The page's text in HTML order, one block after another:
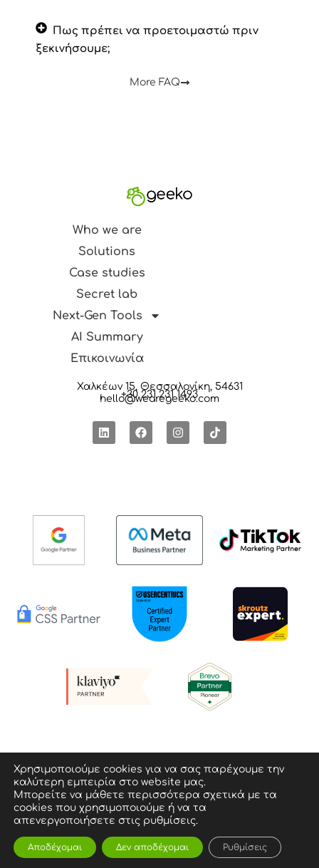
Πως πρέπει να προετοιμαστώ πριν
ξεκινήσουμε;
More FAQ
Who we are
Solutions
Case studies
Secret lab
Next-Gen Tools
AI Summary
Επικοινωνία
Χαλκέων 15, Θεσσαλονίκη, 54631
+30 231 231 1493
hello@wearegeeko.com
Privacy policy & Terms of Use
© Geeko Digital Consultants – All Rights Reserved
Χρησιμοποιούμε cookies για να σας παρέχουμε την
καλύτερη εμπειρία στο website μας.
Μπορείτε να μάθετε περισσότερα σχετικά με τα
cookies που χρησιμοποιούμε ή να τα
απενεργοποιήσετε στις ρυθμίσεις.
Αποδέχομαι Δεν αποδέχομαι Ρυθμίσεις